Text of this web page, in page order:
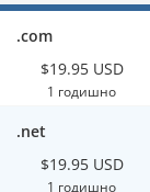
.com
$19.95 USD
1 годишно
.net
$19.95 USD
1 годишно